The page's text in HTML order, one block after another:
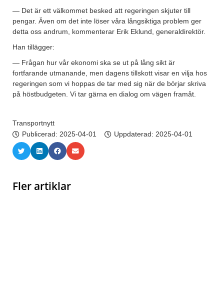
— Det är ett välkommet besked att regeringen skjuter till
pengar. Även om det inte löser våra långsiktiga problem ger
detta oss andrum, kommenterar Erik Eklund, generaldirektör.
Han tillägger:
— Frågan hur vår ekonomi ska se ut på lång sikt är
fortfarande utmanande, men dagens tillskott visar en vilja hos
regeringen som vi hoppas de tar med sig när de börjar skriva
på höstbudgeten. Vi tar gärna en dialog om vägen framåt.
Transportnytt
Publicerad: 2025-04-01 Uppdaterad: 2025-04-01
Fler artiklar